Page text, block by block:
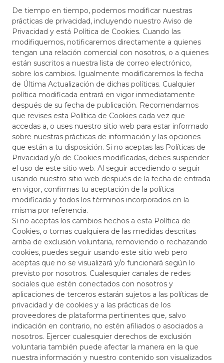
De tiempo en tiempo, podemos modificar nuestras
prácticas de privacidad, incluyendo nuestro Aviso de
Privacidad y está Política de Cookies. Cuando las
modifiquemos, notificaremos directamente a quienes
tengan una relación comercial con nosotros, o a quienes
están suscritos a nuestra lista de correo electrónico,
sobre los cambios. Igualmente modificaremos la fecha
de Última Actualización de dichas políticas. Cualquier
política modificada entrará en vigor inmediatamente
después de su fecha de publicación. Recomendamos
que revises esta Política de Cookies cada vez que
accedas a, o uses nuestro sitio web para estar informado
sobre nuestras prácticas de información y las opciones
que están a tu disposición. Si no aceptas las Políticas de
Privacidad y/o de Cookies modificadas, debes suspender
el uso de este sitio web. Al seguir accediendo o seguir
usando nuestro sitio web después de la fecha de entrada
en vigor, confirmas tu aceptación de la política
modificada y todos los términos incorporados en la
misma por referencia.
Si no aceptas los cambios hechos a esta Política de
Cookies, o tomas cualquiera de las medidas descritas
arriba de exclusión voluntaria, removiendo o rechazando
cookies, puedes seguir usando este sitio web pero
aceptas que no se visualizará y/o funcionará según lo
previsto por nosotros. Cualesquier canales de redes
sociales que estén conectados con nosotros y
aplicaciones de terceros estarán sujetos a las políticas de
privacidad y de cookies y a las prácticas de los
proveedores de plataforma pertinentes que, salvo
indicación en contrario, no estén afiliados o asociados a
nosotros. Ejercer cualesquier derechos de exclusión
voluntaria también puede afectar la manera en la que
nuestra información y nuestro contenido son visualizados